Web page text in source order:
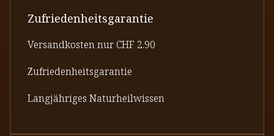
Zufriedenheitsgarantie
Versandkosten nur CHF 2.90
Zufriedenheitsgarantie
Langjähriges Naturheilwissen